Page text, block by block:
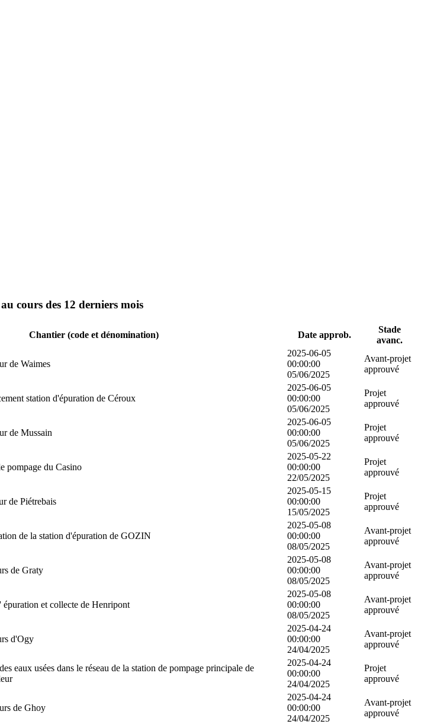
cours des 12 derniers mois
Chantier (code et dénomination) Date approb.
Stade
avanc.
de Waimes
2025-06-05
00:00:00
05/06/2025
Avant-projet
approuvé
station d'épuration de Céroux
2025-06-05
00:00:00
05/06/2025
Projet
approuvé
de Mussain
2025-06-05
00:00:00
05/06/2025
Projet
approuvé
pompage du Casino
2025-05-22
00:00:00
22/05/2025
Projet
approuvé
de Piétrebais
2025-05-15
00:00:00
15/05/2025
Projet
approuvé
de la station d'épuration de GOZIN
2025-05-08
00:00:00
08/05/2025
Avant-projet
approuvé
de Graty
2025-05-08
00:00:00
08/05/2025
Avant-projet
approuvé
et collecte de Henripont
2025-05-08
00:00:00
08/05/2025
Avant-projet
approuvé
d'Ogy
2025-04-24
00:00:00
24/04/2025
Avant-projet
approuvé
eaux usées dans le réseau de la station de pompage principale de
2025-04-24
00:00:00
24/04/2025
Projet
approuvé
de Ghoy
2025-04-24
00:00:00
24/04/2025
Avant-projet
approuvé